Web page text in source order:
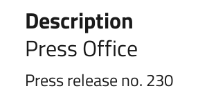
Description
Press Office
Press release no. 230